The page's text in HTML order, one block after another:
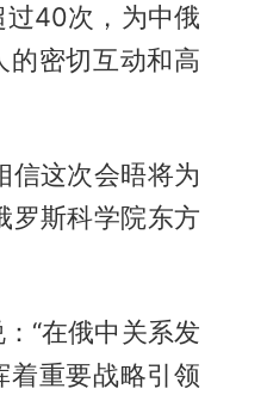
40次，为中俄
的密切互动和高
信这次会晤将为
罗斯科学院东方
“在俄中关系发
着重要战略引领